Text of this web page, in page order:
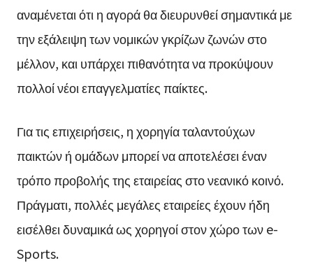
αναμένεται ότι η αγορά θα διευρυνθεί σημαντικά με
την εξάλειψη των νομικών γκρίζων ζωνών στο
μέλλον, και υπάρχει πιθανότητα να προκύψουν
πολλοί νέοι επαγγελματίες παίκτες.
Για τις επιχειρήσεις, η χορηγία ταλαντούχων
παικτών ή ομάδων μπορεί να αποτελέσει έναν
τρόπο προβολής της εταιρείας στο νεανικό κοινό.
Πράγματι, πολλές μεγάλες εταιρείες έχουν ήδη
εισέλθει δυναμικά ως χορηγοί στον χώρο των e-
Sports.